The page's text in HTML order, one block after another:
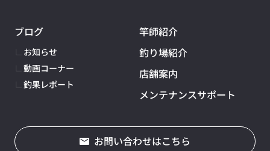
ブログ
お知らせ
動画コーナー
釣果レポート
竿師紹介
釣り場紹介
店舗案内
メンテナンスサポート
お問い合わせはこちら